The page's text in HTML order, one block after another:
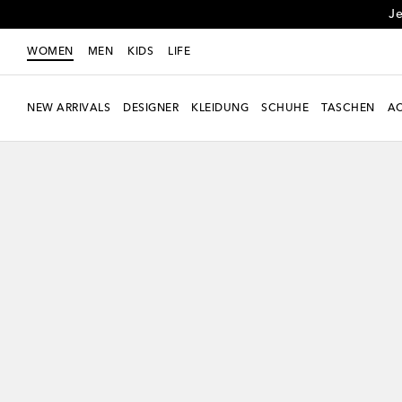
WOMEN MEN KIDS LIFE
NEW ARRIVALS DESIGNER KLEIDUNG SCHUHE TASCHEN